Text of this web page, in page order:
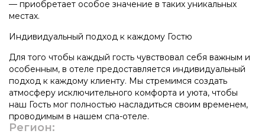
— приобретает особое значение в таких уникальных
местах.
Индивидуальный подход к каждому Гостю
Для того чтобы каждый гость чувствовал себя важным и
особенным, в отеле предоставляется индивидуальный
подход к каждому клиенту. Мы стремимся создать
атмосферу исключительного комфорта и уюта, чтобы
наш Гость мог полностью насладиться своим временем,
проводимым в нашем спа-отеле.
Регион: